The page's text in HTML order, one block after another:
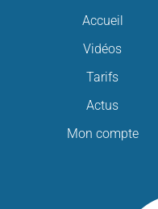
Accueil
Vidéos
Tarifs
Actus
Mon compte